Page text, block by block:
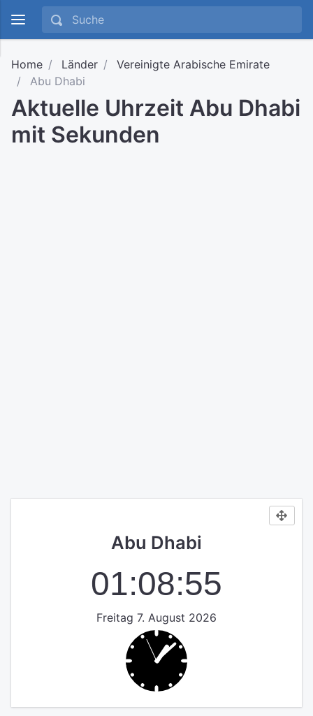
Home Länder
Vereinigte Arabische Emirate
Abu Dhabi
Aktuelle Uhrzeit Abu Dhabi
mit Sekunden
Abu Dhabi
01:08:56
Freitag 7. August 2026